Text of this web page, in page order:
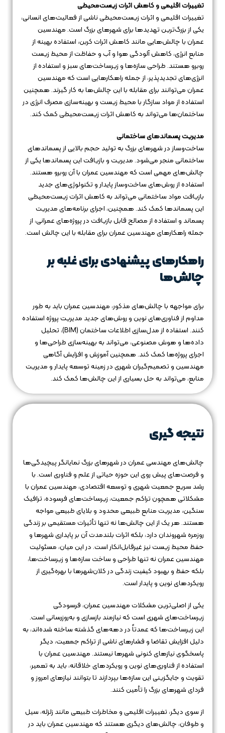
تغییرات اقلیمی و کاهش اثرات زیست‌محیطی
تغییرات اقلیمی و اثرات زیست‌محیطی ناشی از فعالیت‌های انسانی،
یکی از بزرگ‌ترین تهدیدها برای شهرهای بزرگ است. مهندسین
عمران با چالش‌هایی مانند کاهش اثرات کربن، استفاده بهینه از
منابع انرژی، کاهش آلودگی هوا و آب و حفاظت از محیط زیست
روبرو هستند. طراحی سازه‌ها و زیرساخت‌های سبز و استفاده از
انرژی‌های تجدیدپذیر، از جمله راهکارهایی است که مهندسین
عمران می‌توانند برای مقابله با این چالش‌ها به کار گیرند. همچنین
استفاده از مواد سازگار با محیط زیست و بهینه‌سازی مصرف انرژی در
ساختمان‌ها می‌تواند به کاهش اثرات زیست‌محیطی کمک کند.
مدیریت پسماندهای ساختمانی
ساخت‌وساز در شهرهای بزرگ به تولید حجم بالایی از پسماندهای
ساختمانی منجر می‌شود. مدیریت و بازیافت این پسماندها یکی از
چالش‌های مهمی است که مهندسین عمران با آن روبرو هستند.
استفاده از روش‌های ساخت‌وساز پایدار و تکنولوژی‌های جدید
بازیافت مواد ساختمانی می‌تواند به کاهش اثرات زیست‌محیطی
این پسماندها کمک کند. همچنین، اجرای برنامه‌های مدیریت
پسماند و استفاده از مصالح قابل بازیافت در پروژه‌های عمرانی، از
جمله راهکارهای مهندسین عمران برای مقابله با این چالش است.
راهکارهای پیشنهادی برای غلبه بر
چالش‌ها
برای مواجهه با چالش‌های مذکور، مهندسین عمران باید به طور
مداوم از فناوری‌های نوین و روش‌های جدید مدیریت پروژه استفاده
کنند. استفاده از مدل‌سازی اطلاعات ساختمان (BIM)، تحلیل
داده‌ها و هوش مصنوعی، می‌تواند به بهینه‌سازی طراحی‌ها و
اجرای پروژه‌ها کمک کند. همچنین آموزش و افزایش آگاهی
مهندسین و تصمیم‌گیران شهری در زمینه توسعه پایدار و مدیریت
منابع، می‌تواند به حل بسیاری از این چالش‌ها کمک کند.
نتیجه گیری
چالش‌های مهندسی عمران در شهرهای بزرگ نمایانگر پیچیدگی‌ها
و فرصت‌های پیش روی این حوزه حیاتی از علم و فناوری است. با
رشد سریع جمعیت شهری و توسعه اقتصادی، مهندسین عمران با
مشکلاتی همچون تراکم جمعیت، زیرساخت‌های فرسوده، ترافیک
سنگین، مدیریت منابع طبیعی محدود و بلایای طبیعی مواجه
هستند. هر یک از این چالش‌ها نه تنها تأثیرات مستقیمی بر زندگی
روزمره شهروندان دارد، بلکه اثرات بلندمدت آن بر پایداری شهرها و
حفظ محیط زیست نیز غیرقابل‌انکار است. در این میان، مسئولیت
مهندسین عمران نه تنها طراحی و ساخت سازه‌ها و زیرساخت‌ها،
بلکه حفظ و بهبود کیفیت زندگی در کلان‌شهرها با بهره‌گیری از
رویکردهای نوین و پایدار است.
یکی از اصلی‌ترین مشکلات مهندسین عمران، فرسودگی
زیرساخت‌های شهری است که نیازمند بازسازی و به‌روزرسانی است.
این زیرساخت‌ها که عمدتاً در دهه‌های گذشته ساخته شده‌اند، به
دلیل افزایش تقاضا و فشارهای ناشی از تراکم جمعیت، دیگر
پاسخگوی نیازهای کنونی شهرها نیستند. مهندسین عمران با
استفاده از فناوری‌های نوین و رویکردهای خلاقانه، باید به تعمیر،
تقویت و جایگزینی این سازه‌ها بپردازند تا بتوانند نیازهای امروز و
فردای شهرهای بزرگ را تأمین کنند.
از سوی دیگر، تغییرات اقلیمی و مخاطرات طبیعی مانند زلزله، سیل
و طوفان، چالش‌های دیگری هستند که مهندسین عمران باید در